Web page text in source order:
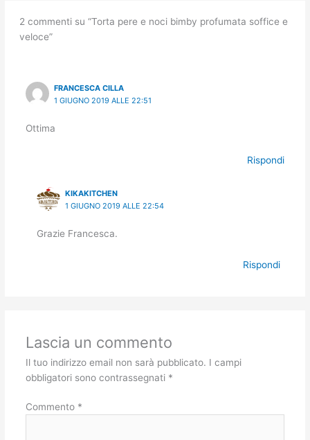
2 commenti su “Torta pere e noci bimby profumata soffice e
veloce”
FRANCESCA CILLA
1 GIUGNO 2019 ALLE 22:51
Ottima
Rispondi
KIKAKITCHEN
1 GIUGNO 2019 ALLE 22:54
Grazie Francesca.
Rispondi
Lascia un commento
Il tuo indirizzo email non sarà pubblicato. I campi
obbligatori sono contrassegnati *
Commento *